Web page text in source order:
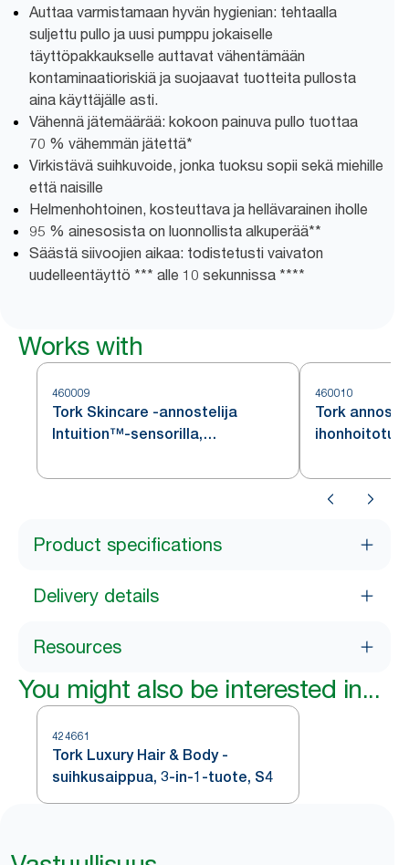
Auttaa varmistamaan hyvän hygienian: tehtaalla
suljettu pullo ja uusi pumppu jokaiselle
täyttöpakkaukselle auttavat vähentämään
kontaminaatioriskiä ja suojaavat tuotteita pullosta
aina käyttäjälle asti.
Vähennä jätemäärää: kokoon painuva pullo tuottaa
70 % vähemmän jätettä*
Virkistävä suihkuvoide, jonka tuoksu sopii sekä miehille
että naisille
Helmenhohtoinen, kosteuttava ja hellävarainen iholle
95 % ainesosista on luonnollista alkuperää**
Säästä siivoojien aikaa: todistetusti vaivaton
uudelleentäyttö *** alle 10 sekunnissa ****
Works with
460009
Tork Skincare -annostelija
Intuition™-sensorilla,
460010
Tork
Product specifications
Delivery details
Resources
You might also be interested in...
424661
Tork Luxury Hair & Body -
suihkusaippua, 3-in-1-tuote, S4